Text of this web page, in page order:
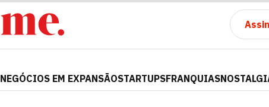
NEGÓCIOS EM EXPANSÃOSTARTUPSFRANQUIAS